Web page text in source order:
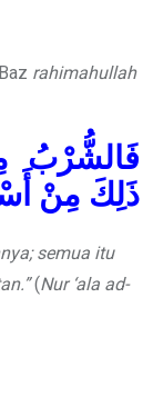
rahimahullah
فَالشُّرْبُ
ذَلِكَ مِنْ
semua itu
(Nur ‘ala ad-